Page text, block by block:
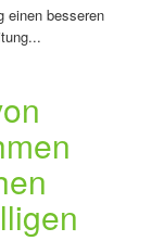
einen besseren